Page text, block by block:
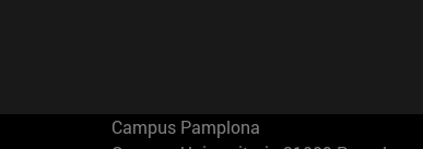
Campus Pamplona